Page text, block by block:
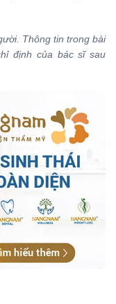
Thông tin trong bài
định của bác sĩ sau